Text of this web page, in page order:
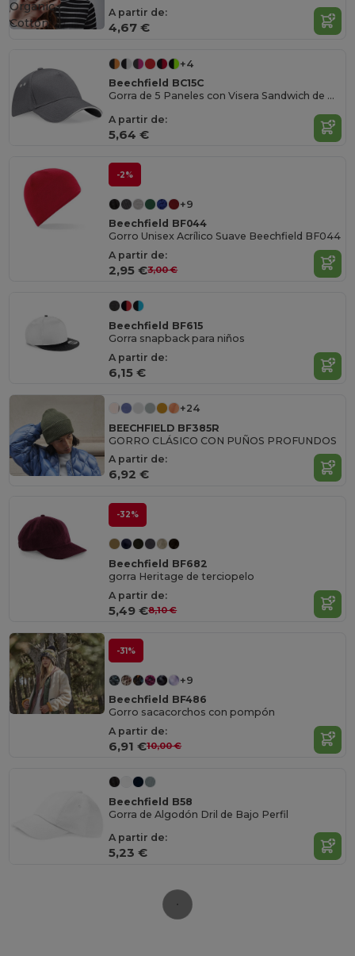
A partir de:
4,67 €
Organic
Cotton
+4
Beechfield BC15C
Gorra de 5 Paneles con Visera Sandwich de Contraste
A partir de:
5,64 €
-2%
+9
Beechfield BF044
Gorro Unisex Acrílico Suave Beechfield BF044
A partir de:
2,95 €3,00 €
Beechfield BF615
Gorra snapback para niños
A partir de:
6,15 €
+24
BEECHFIELD BF385R
GORRO CLÁSICO CON PUÑOS PROFUNDOS
A partir de:
6,92 €
-32%
Beechfield BF682
gorra Heritage de terciopelo
A partir de:
5,49 €8,10 €
-31%
+9
Beechfield BF486
Gorro sacacorchos con pompón
A partir de:
6,91 €10,00 €
Beechfield B58
Gorra de Algodón Dril de Bajo Perfil
A partir de:
5,23 €